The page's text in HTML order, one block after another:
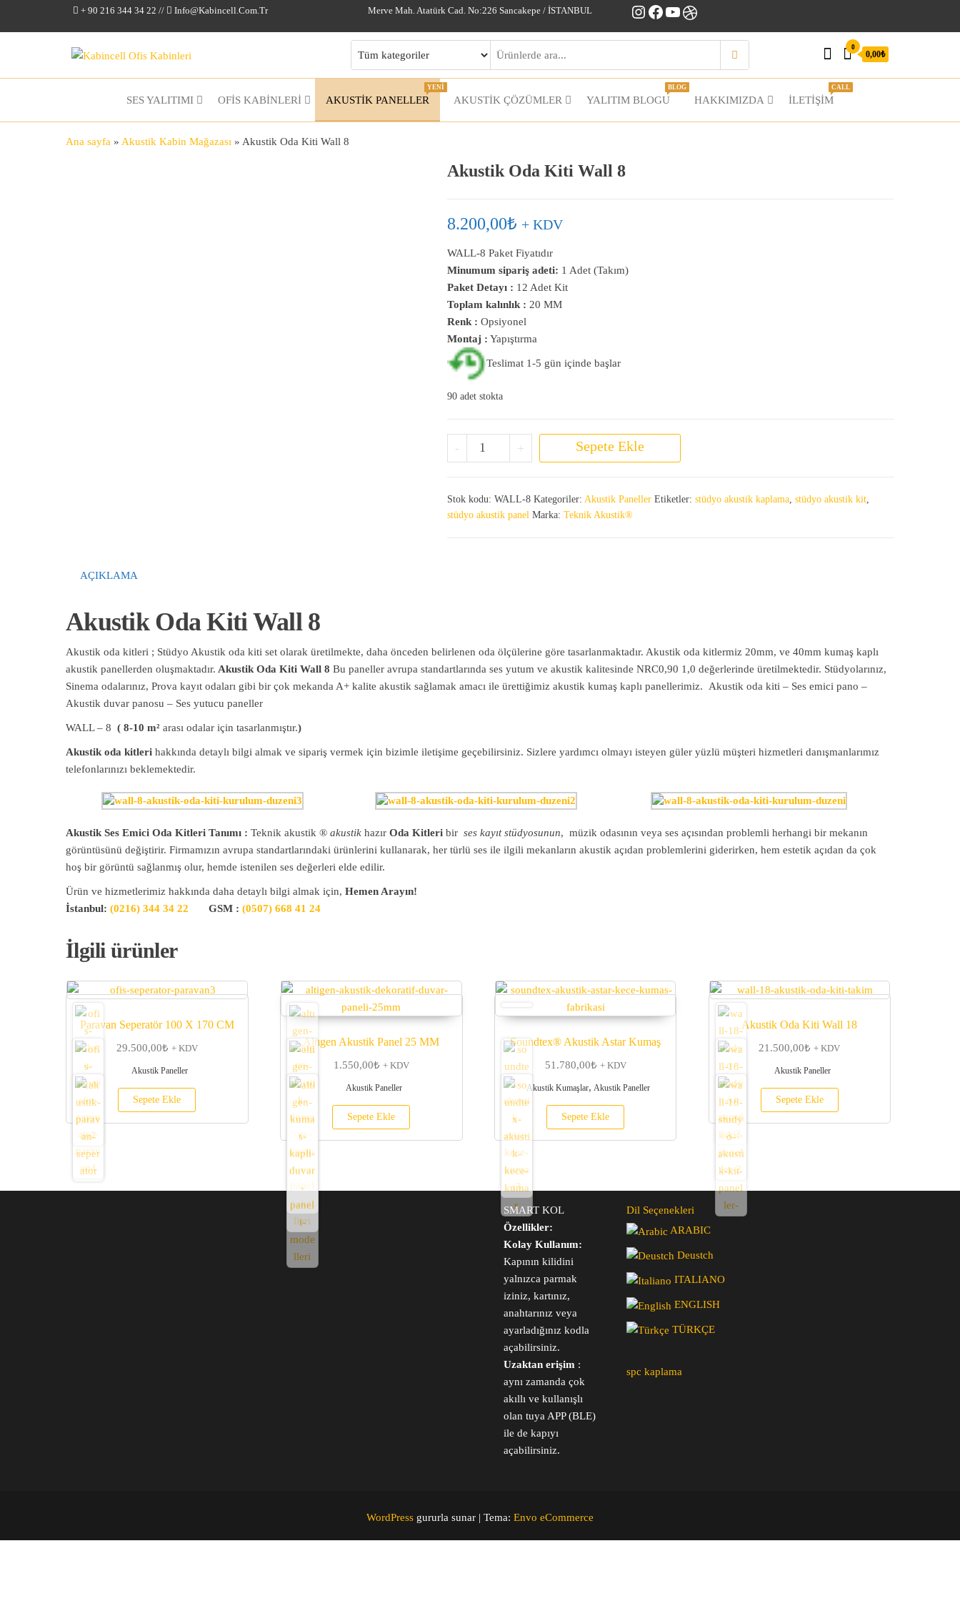
+ 90 216 344 34 22 // Info@kabincell.com.tr Merve Mah. Atatürk Cad. No:226 Sancakepe / İSTANBUL Instagram
Facebook
YouTube
Dribbble
Ofis
Kabinleri
0
0,00₺
SES YALITIMI OFİS KABİNLERİ AKUSTİK PANELLER
YENİ
AKUSTIK ÇÖZÜMLER YALITIM BLOGU
BLOG
HAKKIMIZDA İLETIŞIM
CALL
Ana sayfa » Akustik Kabin Mağazası » Akustik Oda Kiti Wall 8
Akustik Oda Kiti Wall 8
8.200,00₺ + KDV
WALL-8 Paket Fiyatıdır
Minumum sipariş adeti: 1 Adet (Takım)
Paket Detayı : 12 Adet Kit
Toplam kalınlık : 20 MM
Renk : Opsiyonel
Montaj : Yapıştırma
Teslimat 1-5 gün içinde başlar
90 adet stokta
- Akustik Oda Kiti Wall 8 adet
+ Sepete Ekle
Stok kodu: WALL-8 Kategoriler: Akustik Paneller Etiketler: stüdyo akustik kaplama, stüdyo akustik kit,
stüdyo akustik panel Marka: Teknik Akustik®
AÇIKLAMA
Akustik Oda Kiti Wall 8
Akustik oda kitleri ; Stüdyo Akustik oda kiti set olarak üretilmekte, daha önceden belirlenen oda ölçülerine göre tasarlanmaktadır. Akustik oda kitlermiz 20mm, ve 40mm kumaş kaplı
akustik panellerden oluşmaktadır. Akustik Oda Kiti Wall 8 Bu paneller avrupa standartlarında ses yutum ve akustik kalitesinde NRC0,90 1,0 değerlerinde üretilmektedir. Stüdyolarınız,
Sinema odalarınız, Prova kayıt odaları gibi bir çok mekanda A+ kalite akustik sağlamak amacı ile ürettiğimiz akustik kumaş kaplı panellerimiz. Akustik oda kiti – Ses emici pano –
Akustik duvar panosu – Ses yutucu paneller
WALL – 8 ( 8-10 m² arası odalar için tasarlanmıştır.)
Akustik oda kitleri hakkında detaylı bilgi almak ve sipariş vermek için bizimle iletişime geçebilirsiniz. Sizlere yardımcı olmayı isteyen güler yüzlü müşteri hizmetleri danışmanlarımız
telefonlarınızı beklemektedir.
Akustik Ses Emici Oda Kitleri Tanımı : Teknik akustik ® akustik hazır Oda Kitleri bir ses kayıt stüdyosunun, müzik odasının veya ses açısından problemli herhangi bir mekanın
görüntüsünü değiştirir. Firmamızın avrupa standartlarındaki ürünlerini kullanarak, her türlü ses ile ilgili mekanların akustik açıdan problemlerini giderirken, hem estetik açıdan da çok
hoş bir görüntü sağlanmış olur, hemde istenilen ses değerleri elde edilir.
Ürün ve hizmetlerimiz hakkında daha detaylı bilgi almak için, Hemen Arayın!
İstanbul: (0216) 344 34 22 GSM : (0507) 668 41 24
İlgili ürünler
Paravan Seperatör 100 X 170 CM
29.500,00₺ + KDV
Akustik Paneller
Sepete Ekle
Altıgen Akustik Panel 25 MM
1.550,00₺ + KDV
Akustik Paneller
Sepete Ekle
Soundtex® Akustik Astar Kumaş
51.780,00₺ + KDV
Akustik Kumaşlar, Akustik Paneller
Sepete Ekle
Akustik Oda Kiti Wall 18
21.500,00₺ + KDV
Akustik Paneller
Sepete Ekle
SMART KOL
Özellikler:
Kolay Kullanım:
Kapının kilidini
yalnızca parmak
iziniz, kartınız,
anahtarınız veya
ayarladığınız kodla
açabilirsiniz.
Uzaktan erişim :
aynı zamanda çok
akıllı ve kullanışlı
olan tuya APP (BLE)
ile de kapıyı
açabilirsiniz.
Dil Seçenekleri
ARABIC
Deustch
ITALIANO
ENGLISH
TÜRKÇE
spc kaplama
WordPress gururla sunar | Tema: Envo eCommerce